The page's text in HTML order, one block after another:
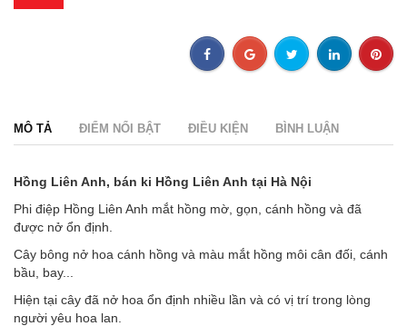
MÔ TẢ ĐIỂM NỔI BẬT ĐIỀU KIỆN BÌNH LUẬN
Hồng Liên Anh, bán ki Hồng Liên Anh tại Hà Nội
Phi điệp Hồng Liên Anh mắt hồng mờ, gọn, cánh hồng và đã
được nở ổn định.
Cây bông nở hoa cánh hồng và màu mắt hồng môi cân đối, cánh
bầu, bay...
Hiện tại cây đã nở hoa ổn định nhiều lần và có vị trí trong lòng
người yêu hoa lan.